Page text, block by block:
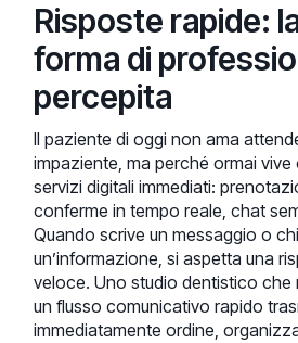
Risposte rapide:
forma di
percepita
Il paziente di oggi non ama
impaziente, ma perché ormai
servizi digitali immediati:
conferme in tempo reale, chat
Quando scrive un messaggio o
un’informazione, si aspetta una
veloce. Uno studio dentistico che
un flusso comunicativo rapido
immediatamente ordine,